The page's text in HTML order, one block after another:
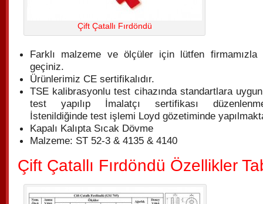
Çift Çatallı Fırdöndü
Farklı malzeme ve ölçüler için lütfen firmamızla
geçiniz.
Ürünlerimiz CE sertifikalıdır.
TSE kalibrasyonlu test cihazında standartlara
test yapılıp İmalatçı sertifikası
İstenildiğinde test işlemi Loyd gözetiminde
Kapalı Kalıpta Sıcak Dövme
Malzeme: ST 52-3 & 4135 & 4140
Çift Çatallı Fırdöndü Özellikler